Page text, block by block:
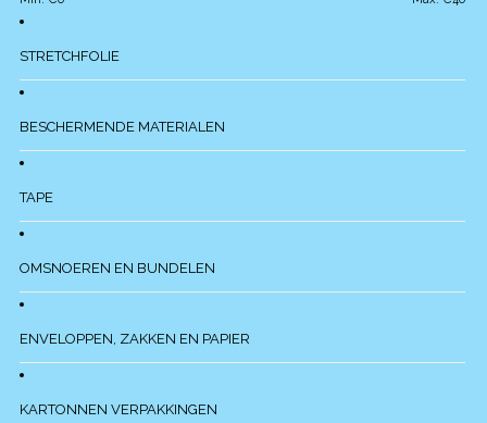
STRETCHFOLIE
BESCHERMENDE MATERIALEN
TAPE
OMSNOEREN EN BUNDELEN
ENVELOPPEN, ZAKKEN EN PAPIER
KARTONNEN VERPAKKINGEN